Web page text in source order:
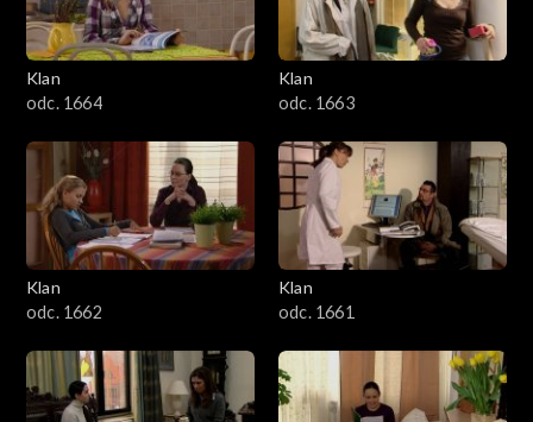
Klan
odc. 1664
Klan
odc. 1663
Klan
odc. 1662
Klan
odc. 1661